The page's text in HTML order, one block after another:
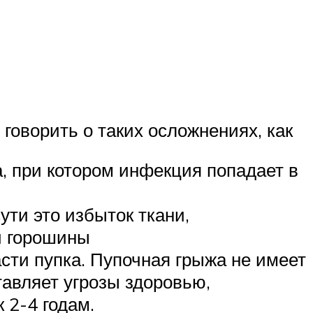
о таких осложнениях, как
котором инфекция попадает в
это избыток ткани,
горошины
пупка. Пупочная грыжа не имеет
угрозы здоровью,
2-4 годам.